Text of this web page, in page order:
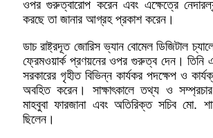
ওপর গুরুত্বারোপ করেন এবং এক্ষেত্রে
করছে তা জানার আগ্রহ প্রকাশ করেন।
ডাচ রাষ্ট্রদূত জোরিস ভ্যান বোমেল ডিজিটাল
ফ্রেমওয়ার্ক প্রণয়নের ওপর গুরুত্ব দেন। তিনি
সরকারের গৃহীত বিভিন্ন কার্যকর পদক্ষেপ ও
অবহিত করেন। সাক্ষাৎকালে তথ্য ও সম্প্রচার
মাহবুবা ফারজানা এবং অতিরিক্ত সচিব মো.
ছিলেন।